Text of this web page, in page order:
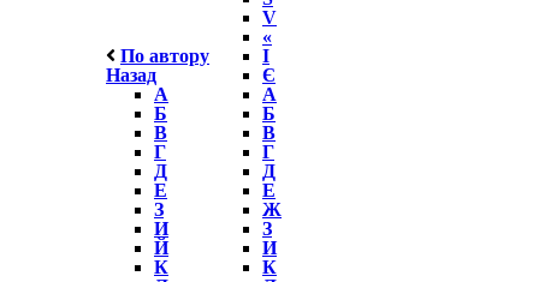
По автору
Назад
А
Б
В
Г
Д
Е
З
И
Й
К
V
«
І
Є
А
Б
В
Г
Д
Е
Ж
З
И
К